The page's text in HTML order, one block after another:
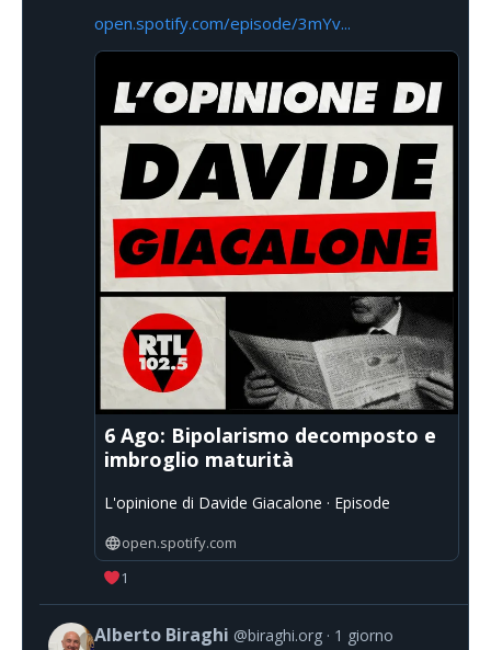
open.spotify.com/episode/3mYv...
6 Ago: Bipolarismo decomposto e
imbroglio maturità
L'opinione di Davide Giacalone · Episode
open.spotify.com
1
Alberto Biraghi @biraghi.org 1 giorno